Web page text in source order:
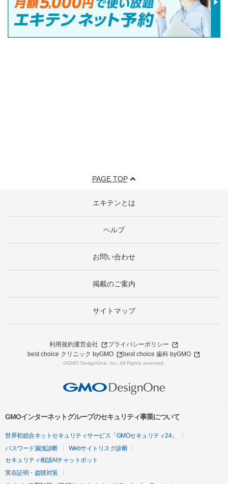
PAGE TOP
エキテンとは
ヘルプ
お問い合わせ
掲載のご案内
サイトマップ
利用規約運営会社
プライバシーポリシー
best choice クリニック byGMO
best choice 歯科 byGMO
©GMO DesignOne, Inc. All Rights reserved.
GMOインターネットグループのセキュリティ事業について
世界初総合ネットセキュリティサービス「GMOセキュリティ24」
パスワード漏洩診断
Webサイトリスク診断
セキュリティ相談AIチャットボット
実在証明・盗聴対策